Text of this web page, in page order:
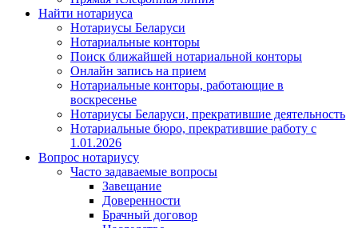
Найти нотариуса
Нотариусы Беларуси
Нотариальные конторы
Поиск ближайшей нотариальной конторы
Онлайн запись на прием
Нотариальные конторы, работающие в
воскресенье
Нотариусы Беларуси, прекратившие деятельность
Нотариальные бюро, прекратившие работу с
1.01.2026
Вопрос нотариусу
Часто задаваемые вопросы
Завещание
Доверенности
Брачный договор